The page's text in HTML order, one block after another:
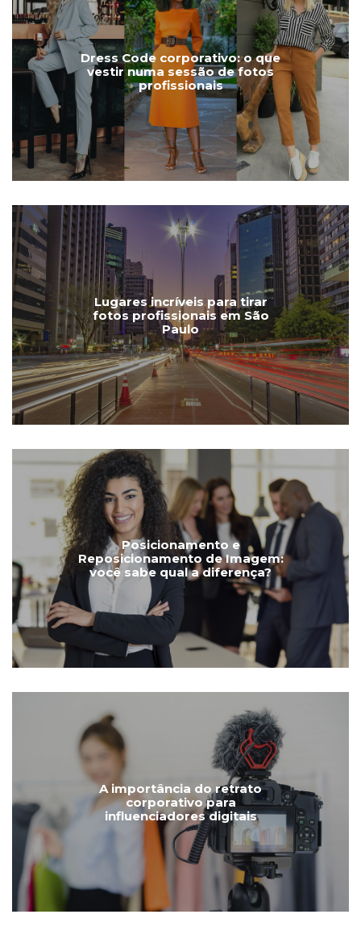
Dress Code corporativo: o que
vestir numa sessão de fotos
profissionais
Lugares incríveis para tirar
fotos profissionais em São
Paulo
Posicionamento e
Reposicionamento de Imagem:
você sabe qual a diferença?
A importância do retrato
corporativo para
influenciadores digitais